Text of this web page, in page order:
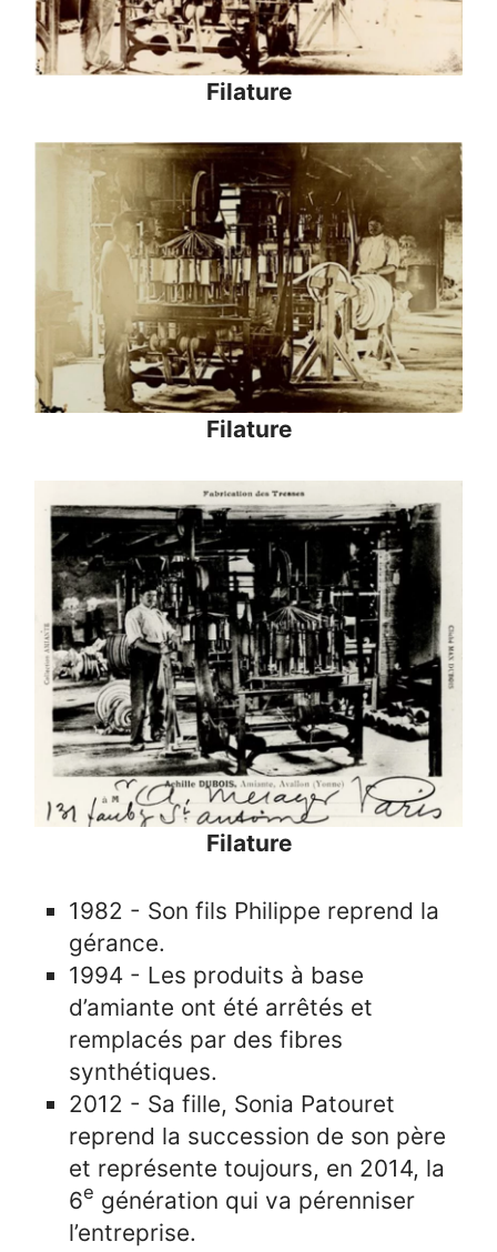
Filature
Filature
Filature
1982 - Son fils Philippe reprend la
gérance.
1994 - Les produits à base
d’amiante ont été arrêtés et
remplacés par des fibres
synthétiques.
2012 - Sa fille, Sonia Patouret
reprend la succession de son père
et représente toujours, en 2014, la
6e génération qui va pérenniser
l’entreprise.